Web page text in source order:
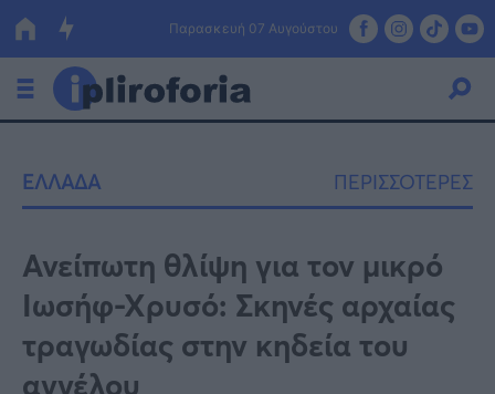
Παρασκευή 07 Αυγούστου
Οικονομία
Πολιτική
Τράπεζες
Επιδοτήσεις
Κόσμος
ΕΛΛΑΔΑ ΠΕΡΙΣΣΟΤΕΡΕΣ
Ανείπωτη θλίψη για τον μικρό
Ιωσήφ-Χρυσό: Σκηνές αρχαίας
τραγωδίας στην κηδεία του
αγγέλου